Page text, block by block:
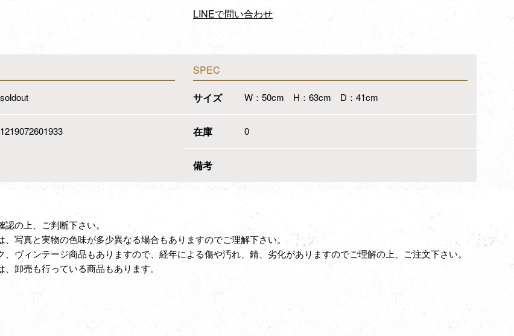
LINEで問い合わせ
soldout
1219072601933
SPEC
サイズ
W：50cm H：63cm D：41cm
在庫 0
備考
の上、ご判断下さい。
写真と実物の色味が多少異なる場合もありますのでご理解下さい。
ヴィンテージ商品もありますので、経年による傷や汚れ、錆、劣化がありますのでご理解の上、ご注文下さい。
卸売も行っている商品もあります。